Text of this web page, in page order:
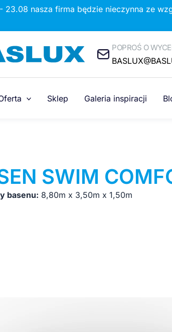
23.08 nasza firma będzie nieczynna ze
POPROŚ O
Sklep Galeria inspiracji
SWIM
basenu: 8,80m x 3,50m x 1,50m